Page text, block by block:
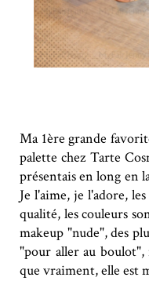
Ma 1ère grande
palette chez Tarte
présentais en long en
Je l'aime, je l'adore,
qualité, les couleurs
makeup "nude", des
"pour aller au
que vraiment, elle est